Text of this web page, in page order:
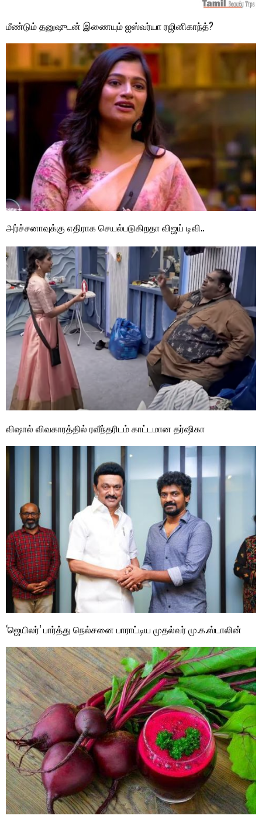
மீண்டும் தனுஷுடன் இணையும் ஐஸ்வர்யா ரஜினிகாந்த்?
அர்ச்சனாவுக்கு எதிராக செயல்படுகிறதா விஜய் டிவி..
விஷால் விவகாரத்தில் ரவீந்தரிடம் காட்டமான தர்ஷிகா
‘ஜெயிலர்’ பார்த்து நெல்சனை பாராட்டிய முதல்வர் மு.க.ஸ்டாலின்